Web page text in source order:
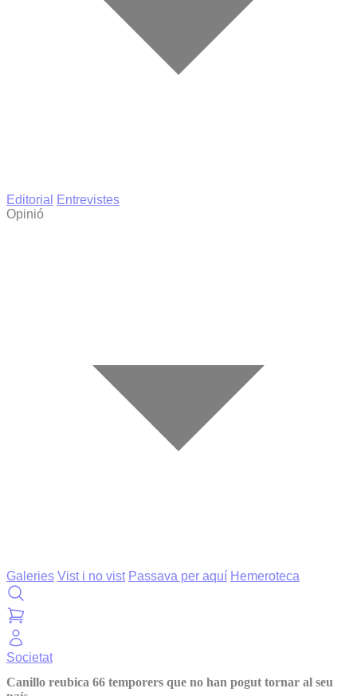
Editorial
Entrevistes
Opinió
Galeries Vist i no vist Passava per aquí Hemeroteca
Societat
Canillo reubica 66 temporers que no han pogut tornar al seu